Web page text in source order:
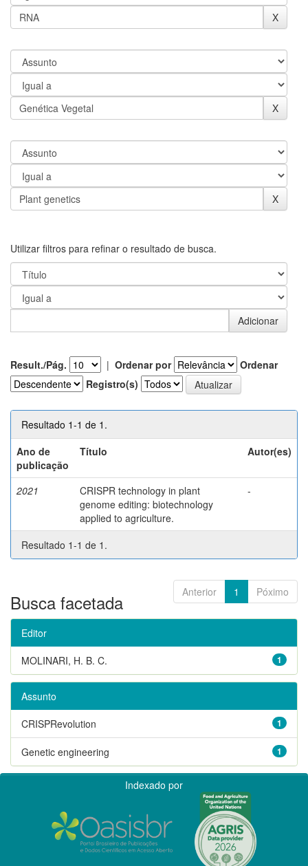
Utilizar filtros para refinar o resultado de busca.
Result./Pág. | Ordenar por
Ordenar
Registro(s)
Resultado 1-1 de 1.
Ano de
publicação
Título Autor(es)
2021
CRISPR technology in plant
genome editing: biotechnology
applied to agriculture.
-
Resultado 1-1 de 1.
Anterior 1 Póximo
Busca facetada
Editor
1
MOLINARI, H. B. C.
Assunto
1
CRISPRevolution
1
Genetic engineering
Indexado por